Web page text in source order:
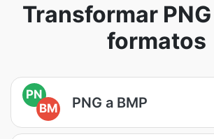
Transformar
formatos
PN
BM
PNG a BMP